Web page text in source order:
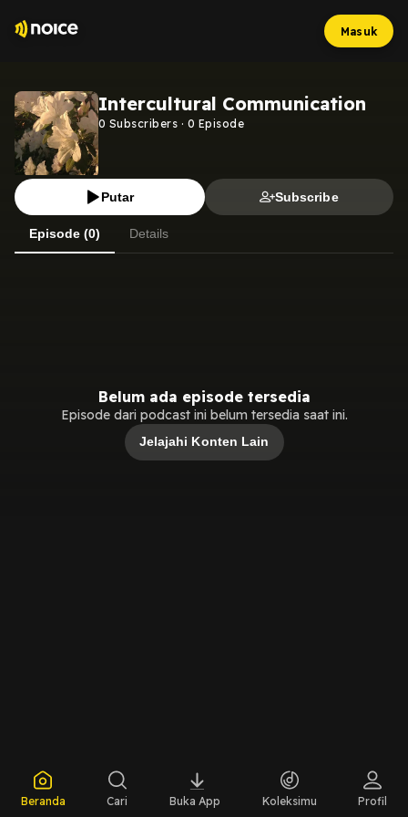
Masuk
Intercultural Communication
0 Subscribers · 0 Episode
Putar Subscribe
Episode (0) Details
Belum ada episode tersedia
Episode dari podcast ini belum tersedia saat ini.
Jelajahi Konten Lain
Beranda Cari Buka App Koleksimu Profil